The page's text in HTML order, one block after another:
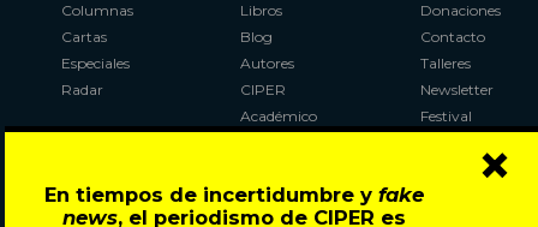
En tiempos de incertidumbre y fake
news, el periodismo de CIPER es
×
Columnas
Cartas
Especiales
Radar
Libros
Blog
Autores
CIPER
Académico
Al Plebiscito
con CIPER
Donaciones
Contacto
Talleres
Newsletter
Festival